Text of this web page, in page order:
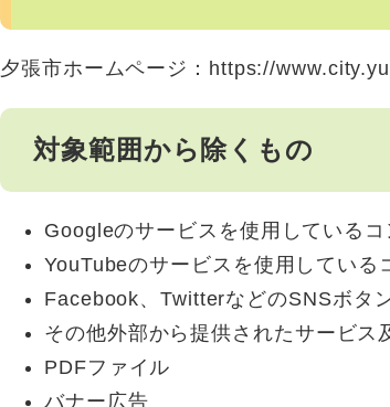
夕張市ホームページ：https://
対象範囲から除くもの
Googleのサービスを使用しているコ
YouTubeのサービスを使用している
Facebook、TwitterなどのSNSボタ
その他外部から提供されたサービス
PDFファイル
バナー広告